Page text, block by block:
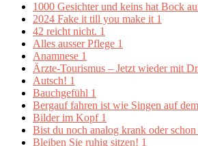
1000 Gesichter und keins hat Bock
2024 Fake it till you make it 1
42 reicht nicht. 1
Alles ausser Pflege 1
Anamnese 1
Ärzte-Tourismus – Jetzt wieder mit
Autsch! 1
Bauchgefühl 1
Bergauf fahren ist wie Singen auf
Bilder im Kopf 1
Bist du noch analog krank oder
Bleiben Sie ruhig sitzen! 1